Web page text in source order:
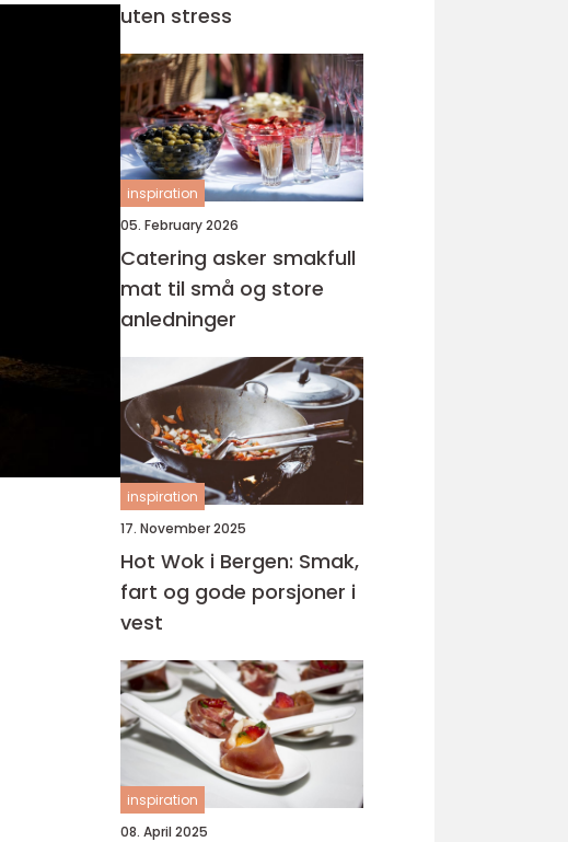
uten stress
inspiration
05. February 2026
Catering asker smakfull
mat til små og store
anledninger
inspiration
17. November 2025
Hot Wok i Bergen: Smak,
fart og gode porsjoner i
vest
inspiration
08. April 2025